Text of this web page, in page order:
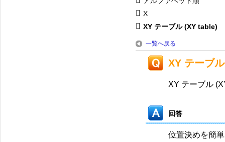
X
XY テーブル (XY table)
一覧へ戻る
XY テーブ
XY テーブル
回答
位置決めを簡